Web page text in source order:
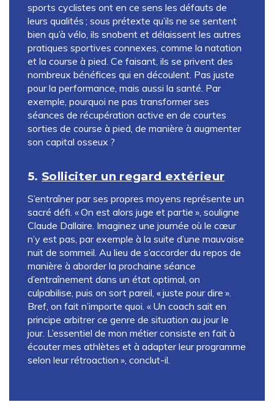
sports cyclistes ont en ce sens les défauts de
leurs qualités ; sous prétexte qu’ils ne se sentent
bien qu’à vélo, ils snobent et délaissent les autres
pratiques sportives connexes, comme la natation
et la course à pied. Ce faisant, ils se privent des
nombreux bénéfices qui en découlent. Pas juste
pour la performance, mais aussi la santé. Par
exemple, pourquoi ne pas transformer ses
séances de récupération active en de courtes
sorties de course à pied, de manière à augmenter
son capital osseux ?
5. Solliciter un regard extérieur
S’entraîner par ses propres moyens représente un
sacré défi. « On est alors juge et partie », souligne
Claude Dallaire. Imaginez une journée où le cœur
n’y est pas, par exemple à la suite d’une mauvaise
nuit de sommeil. Au lieu de s’accorder du repos de
manière à aborder la prochaine séance
d’entraînement dans un état optimal, on
culpabilise, puis on sort pareil, « juste pour dire ».
Bref, on fait n’importe quoi. « Un coach sait en
principe arbitrer ce genre de situation au jour le
jour. L’essentiel de mon métier consiste en fait à
écouter mes athlètes et à adapter leur programme
selon leur rétroaction », conclut-il.